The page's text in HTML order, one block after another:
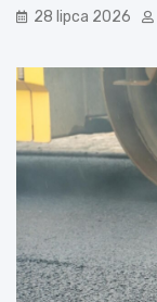
28 lipca 2026